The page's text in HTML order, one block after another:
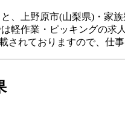
、上野原市(山梨県)・家
軽作業・ピッキングの求
されておりますので、仕